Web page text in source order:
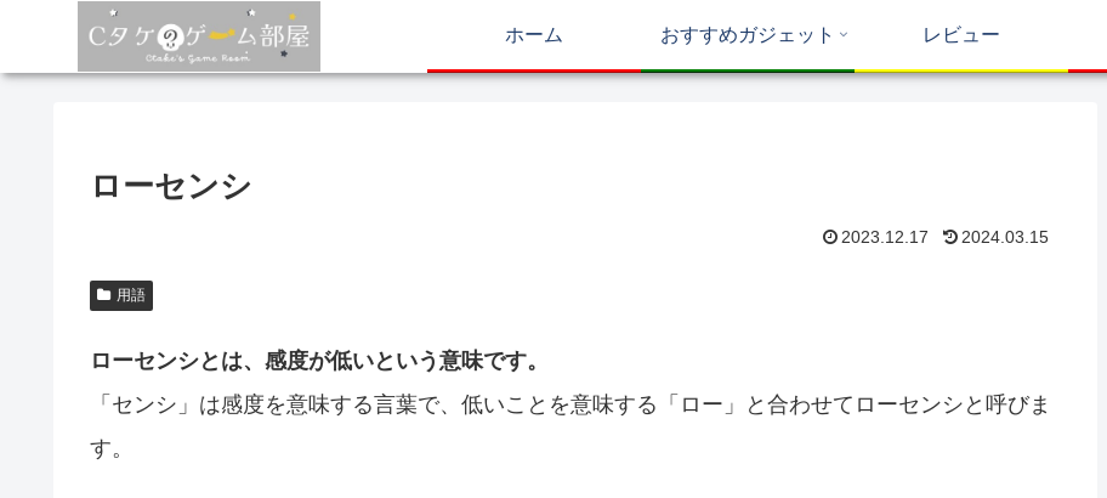
ホーム おすすめガジェット レビュー
ローセンシ
2023.12.17 2024.03.15
用語
ローセンシとは、感度が低いという意味です。
「センシ」は感度を意味する言葉で、低いことを意味する「ロー」と合わせてローセンシと呼びま
す。